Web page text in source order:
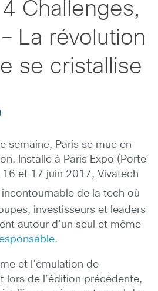
Challenges,
La révolution
se cristallise
semaine, Paris se mue en
Installé à Paris Expo (Porte
16 et 17 juin 2017, Vivatech
de la tech où
investisseurs et leaders
autour d’un seul et même
et l’émulation de
lors de l’édition précédente,